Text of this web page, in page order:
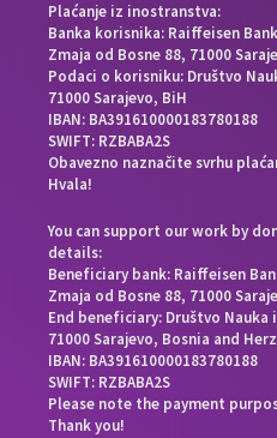
Plaćanje iz inostranstva:
Banka korisnika: Raiffeisen
Zmaja od Bosne 88, 71000
Podaci o korisniku: Društvo
71000 Sarajevo, BiH
IBAN: BA391610000183780188
SWIFT: RZBABA2S
Obavezno naznačite svrhu
Hvala!
You can support our work by
details:
Beneficiary bank: Raiffeisen
Zmaja od Bosne 88, 71000
End beneficiary: Društvo Nauka
71000 Sarajevo, Bosnia and
IBAN: BA391610000183780188
SWIFT: RZBABA2S
Please note the payment
Thank you!